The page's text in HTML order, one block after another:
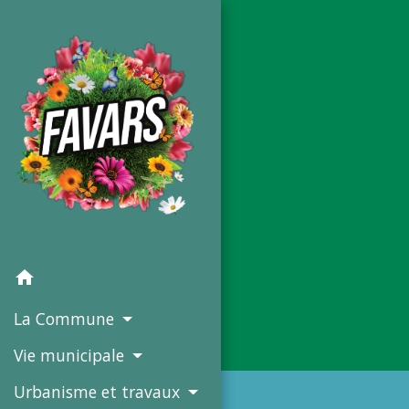
home
La Commune
Vie municipale
Urbanisme et travaux